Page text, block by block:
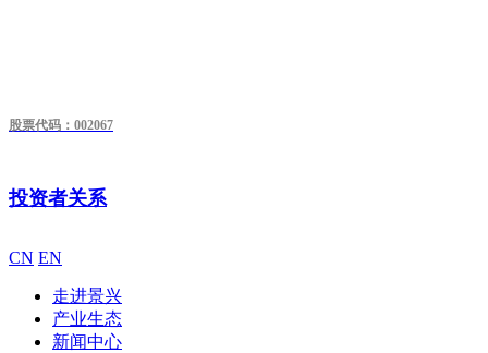
股票代码：002067
投资者关系
CN EN
走进景兴
产业生态
新闻中心